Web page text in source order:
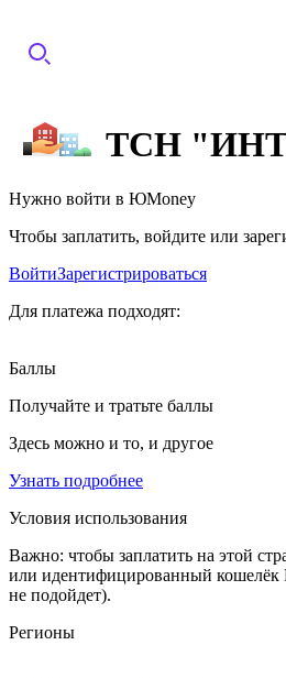
ТСН
Нужно войти в ЮMoney
Чтобы заплатить, войдите или
ВойтиЗарегистрироваться
Для платежа подходят:
Баллы
Получайте и тратьте баллы
Здесь можно и то, и другое
Узнать подробнее
Условия использования
Важно: чтобы заплатить на этой
или идентифицированный
не подойдет).
Регионы